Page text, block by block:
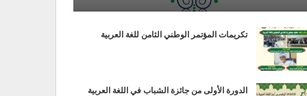
تكريمات المؤتمر الوطني الثامن للغة العربية
الدورة الأولى من جائزة الشباب في اللغة العربية